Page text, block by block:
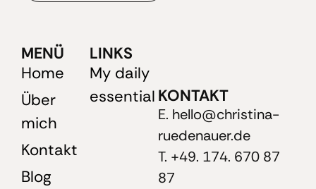
MENÜ
Home
Über
mich
Kontakt
Blog
LINKS
My daily
essential KONTAKT
E. hello@christina-
ruedenauer.de
T. +49. 174. 670 87
87